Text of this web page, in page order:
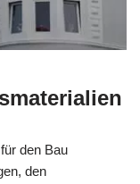
den Bau
den